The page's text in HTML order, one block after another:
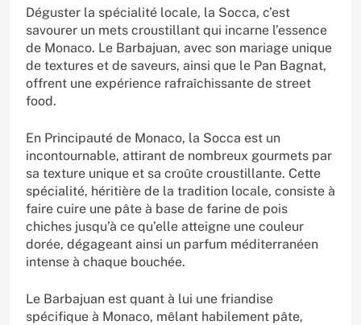
Déguster la spécialité locale, la Socca, c’est
savourer un mets croustillant qui incarne l’essence
de Monaco. Le Barbajuan, avec son mariage unique
de textures et de saveurs, ainsi que le Pan Bagnat,
offrent une expérience rafraîchissante de street
food.
En Principauté de Monaco, la Socca est un
incontournable, attirant de nombreux gourmets par
sa texture unique et sa croûte croustillante. Cette
spécialité, héritière de la tradition locale, consiste à
faire cuire une pâte à base de farine de pois
chiches jusqu’à ce qu’elle atteigne une couleur
dorée, dégageant ainsi un parfum méditerranéen
intense à chaque bouchée.
Le Barbajuan est quant à lui une friandise
spécifique à Monaco, mêlant habilement pâte,